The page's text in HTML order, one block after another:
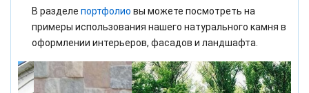
В разделе портфолио вы можете посмотреть на
примеры использования нашего натурального камня в
оформлении интерьеров, фасадов и ландшафта.